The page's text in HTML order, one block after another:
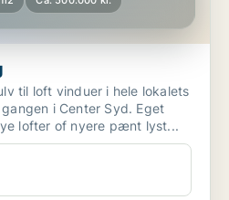
til loft vinduer i hele lokalets
i Center Syd. Eget
lofter of nyere pænt lyst...